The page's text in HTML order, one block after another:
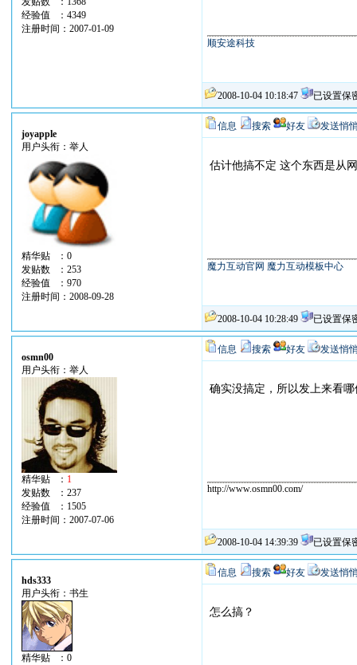
经验值 ：4349
注册时间：2007-01-09
顺安途科技
2008-10-04 10:18:47 已设置保
joyapple
用户头衔：举人
精华贴 ：0
发贴数 ：253
经验值 ：970
注册时间：2008-09-28
信息 搜索 好友 发送悄
估计他搞不定 这个东西是从
魔力互动官网 魔力互动模板中心
2008-10-04 10:28:49 已设置保
osmn00
用户头衔：举人
精华贴 ： 1
发贴数 ：237
经验值 ：1505
注册时间：2007-07-06
信息 搜索 好友 发送悄
确实没搞定，所以发上来看哪
http://www.osmn00.com/
2008-10-04 14:39:39 已设置保
hds333
用户头衔：书生
精华贴 ：0
信息 搜索 好友 发送悄
怎么搞？